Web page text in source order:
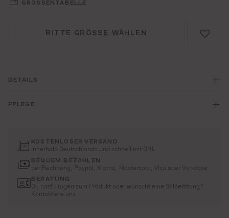
GRÖSSENTABELLE
BITTE GRÖSSE WÄHLEN
DETAILS
PFLEGE
KOSTENLOSER VERSAND
innerhalb Deutschlands und schnell mit DHL
BEQUEM BEZAHLEN
per Rechnung, Paypal, Klarna, Mastercard, Visa oder Vorkasse
BERATUNG
Du hast Fragen zum Produkt oder wünscht eine Stilberatung?
Kontaktiere uns